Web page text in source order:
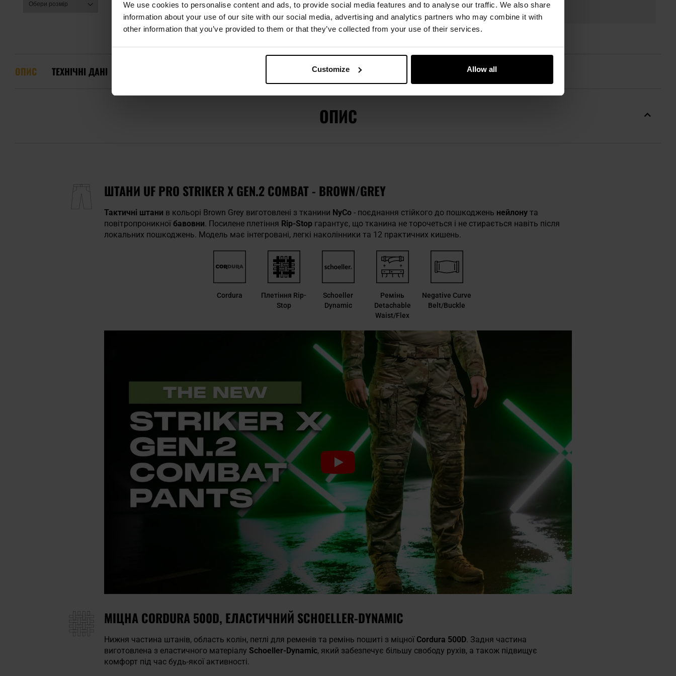
We use cookies to personalise content and ads, to provide social media features and to analyse our traffic. We also share
information about your use of our site with our social media, advertising and analytics partners who may combine it with
other information that you’ve provided to them or that they’ve collected from your use of their services.
Customize Allow all
ОПИС ТЕХНІЧНІ ДАНІ ВАРТО ДОКУПИТИ
ОПИС
ШТАНИ UF PRO STRIKER X GEN.2 COMBAT - BROWN/GREY
Тактичні штани в кольорі Brown Grey виготовлені з тканини NyCo - поєднання стійкого до пошкоджень нейлону та
повітропроникноїбавовни. Посилене плетіння Rip-Stop гарантує, що тканина не торочеться і не стирається навіть після
локальних пошкоджень. Модель має інтегровані, легкі наколінники та 12 практичних кишень.
Cordura
Плетіння Rip-
Stop
Schoeller
Dynamic
Ремінь
Detachable
Waist/Flex
Negative Curve
Belt/Buckle
МІЦНА CORDURA 500D, ЕЛАСТИЧНИЙ SCHOELLER-DYNAMIC
Нижня частина штанів, область колін, петлі для ременів та ремінь пошиті з міцної Cordura 500D. Задня частина
виготовлена з еластичного матеріалу Schoeller-Dynamic, який забезпечує більшу свободу рухів, а також підвищує
комфорт під час будь-якої активності.